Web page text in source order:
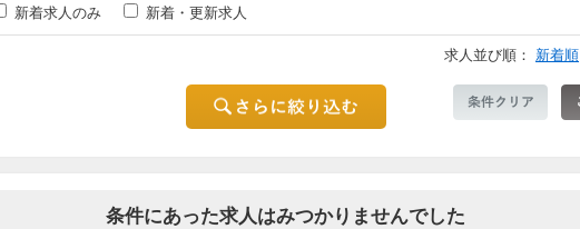
新着求人のみ
新着・更新求人
求人並び順： 新着順
条件にあった求人はみつかりませんでした